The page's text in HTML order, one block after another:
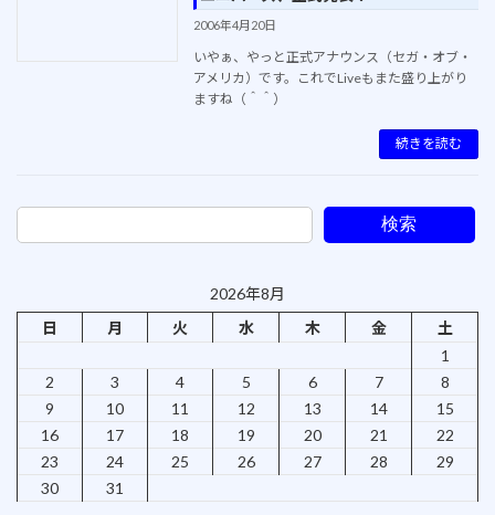
2006年4月20日
いやぁ、やっと正式アナウンス（セガ・オブ・
アメリカ）です。これでLiveもまた盛り上がり
ますね（＾＾）
続きを読む
検索
2026年8月
日
月 火 水 木 金
土
1
2
3 4 5 6 7
8
9
10 11 12 13 14
15
16
17 18 19 20 21
22
23
24 25 26 27 28
29
30
31